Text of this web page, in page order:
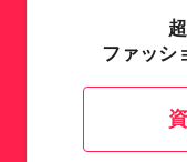
ファッシ